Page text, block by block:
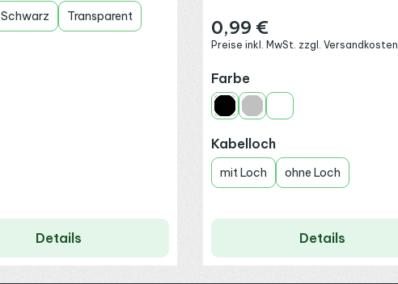
Schwarz Transparent
Details
Regulärer Preis:
0,99 €
Preise inkl. MwSt. zzgl. Versandkosten
Farbeauswählen
Schwarz
Silber Weiß
Kabellochauswählen
mit Loch ohne Loch
Details